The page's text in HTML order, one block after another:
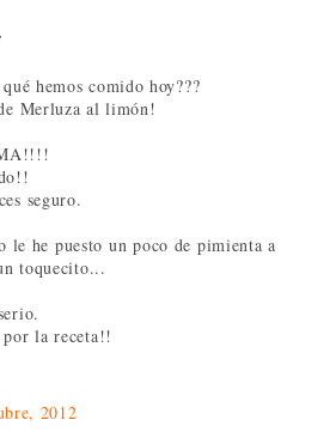
hemos comido hoy???
Merluza al limón!
seguro.
le he puesto un poco de pimienta a
toquecito...
por la receta!!
2012